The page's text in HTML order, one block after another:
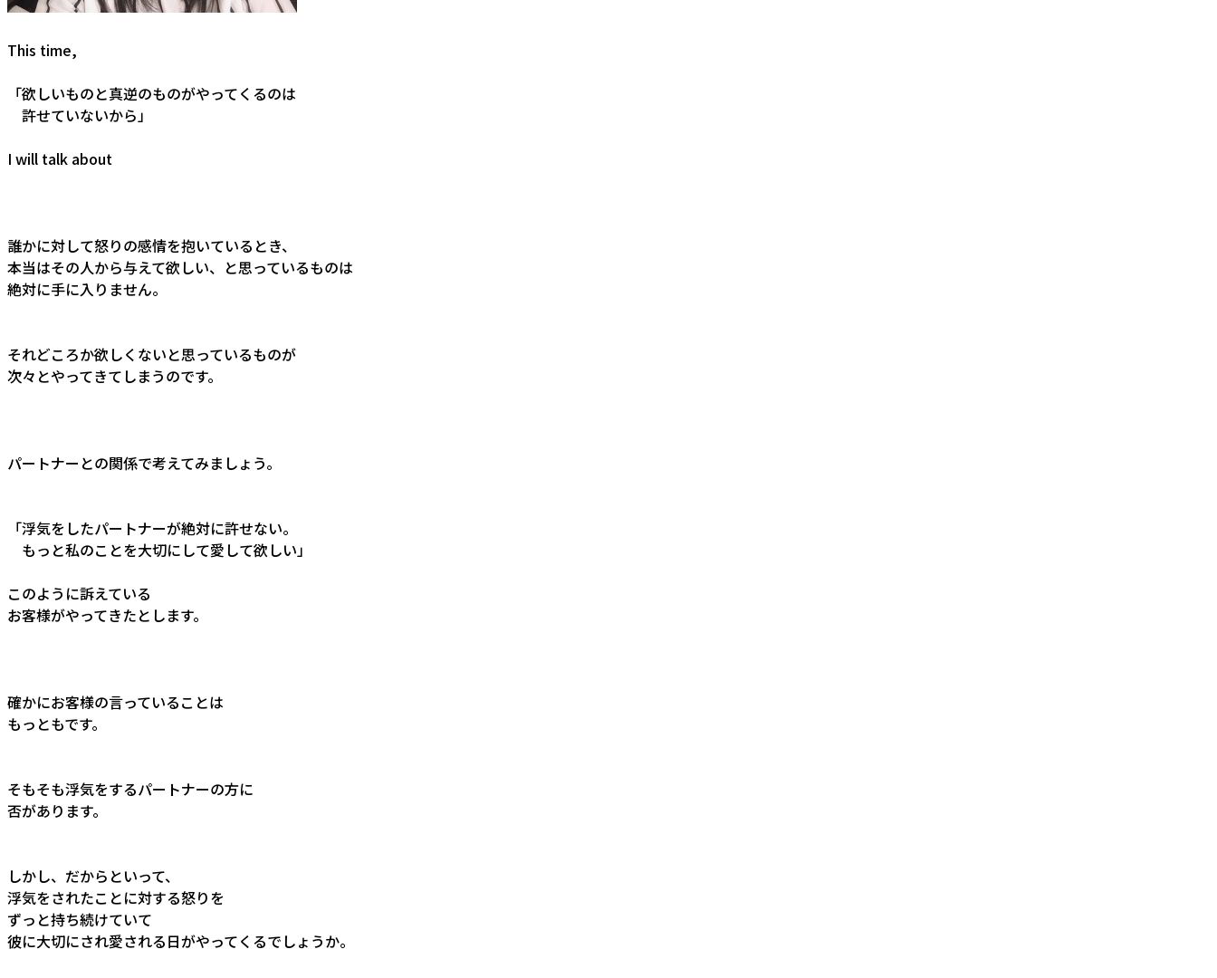
This time,
「欲しいものと真逆のものがやってくるのは
許せていないから」
I will talk about
誰かに対して怒りの感情を抱いているとき、
本当はその人から与えて欲しい、と思っているものは
絶対に手に入りません。
それどころか欲しくないと思っているものが
次々とやってきてしまうのです。
パートナーとの関係で考えてみましょう。
「浮気をしたパートナーが絶対に許せない。
もっと私のことを大切にして愛して欲しい」
このように訴えている
お客様がやってきたとします。
確かにお客様の言っていることは
もっともです。
そもそも浮気をするパートナーの方に
否があります。
しかし、だからといって、
浮気をされたことに対する怒りを
ずっと持ち続けていて
彼に大切にされ愛される日がやってくるでしょうか。